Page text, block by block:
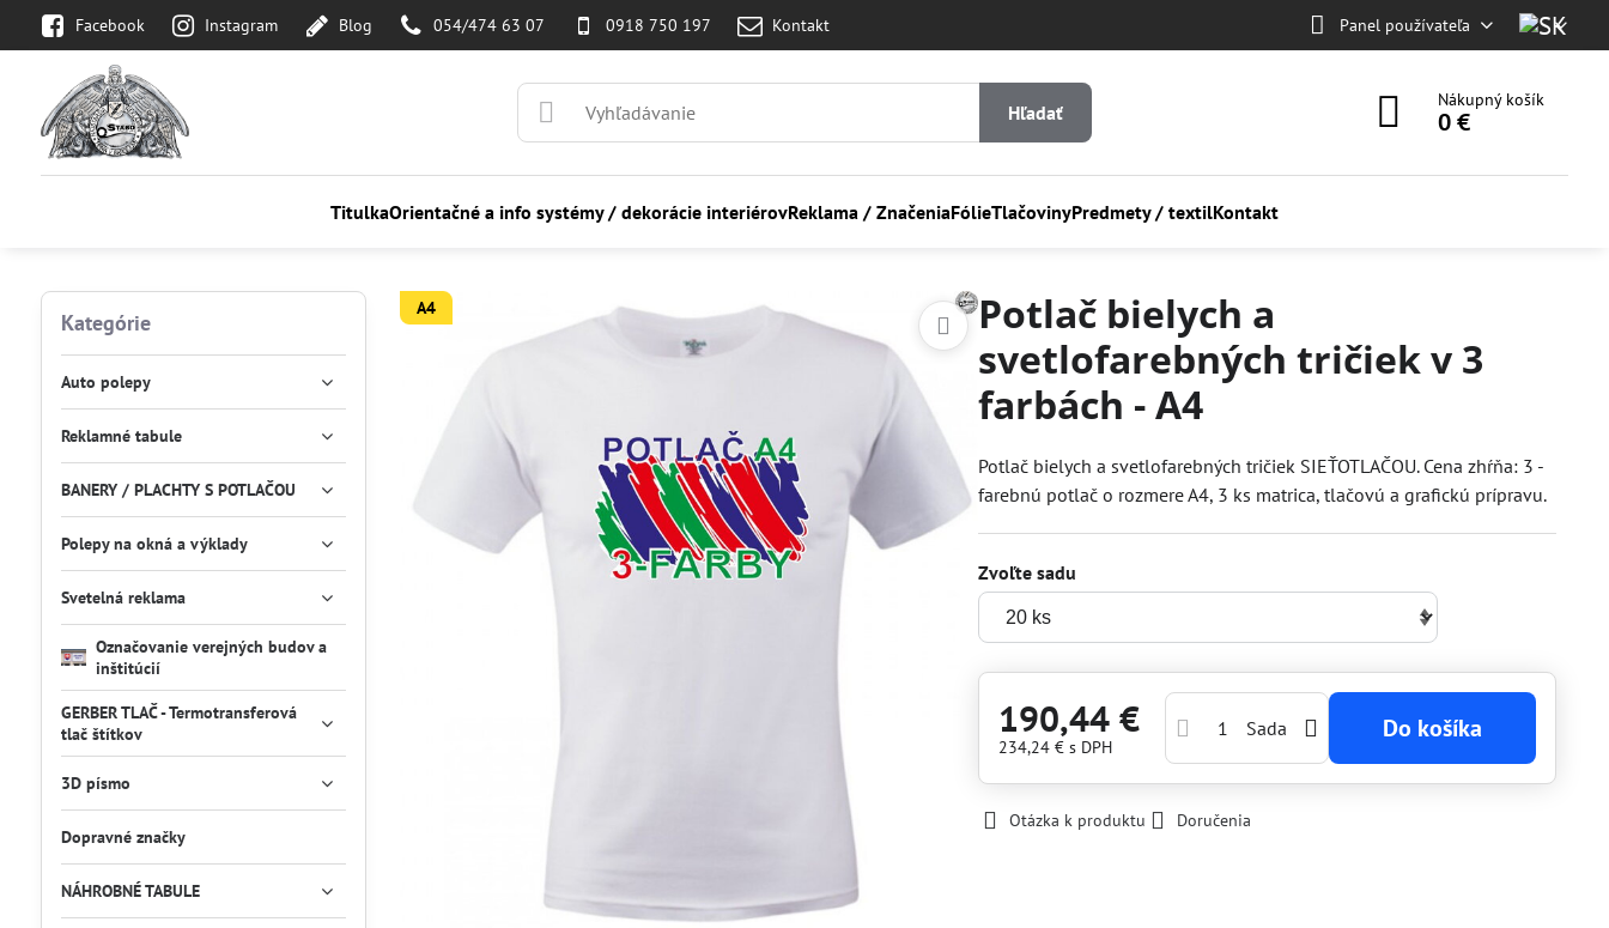
Facebook Instagram Blog 054/474 63 07 0918 750 197 Kontakt Panel používateľa
Hľadať
Nákupný košík
0 €
TitulkaOrientačné a info systémy / dekorácie interiérovReklama / ZnačeniaFólieTlačovinyPredmety / textilKontakt
A4
Potlač bielych a
svetlofarebných tričiek v 3
farbách - A4
Potlač bielych a svetlofarebných tričiek SIEŤOTLAČOU. Cena zhŕňa: 3 -
farebnú potlač o rozmere A4, 3 ks matrica, tlačovú a grafickú prípravu.
Zvoľte sadu
190,44 €
234,24 €s DPH
Sada Do košíka
Otázka k produktu Doručenia
Kategórie
Auto polepy
Reklamné tabule
BANERY / PLACHTY S POTLAČOU
Polepy na okná a výklady
Svetelná reklama
Označovanie verejných budov a
inštitúcií
GERBER TLAČ - Termotransferová
tlač štítkov
3D písmo
Dopravné značky
NÁHROBNÉ TABULE